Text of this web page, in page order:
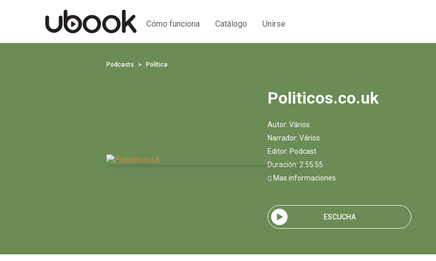
Cómo funciona Catálogo Unirse
Podcasts Política
Politicos.co.uk
Autor: Vários
Narrador: Vários
Editor: Podcast
Duración: 2:55:55
Mas informaciones
ESCUCHA